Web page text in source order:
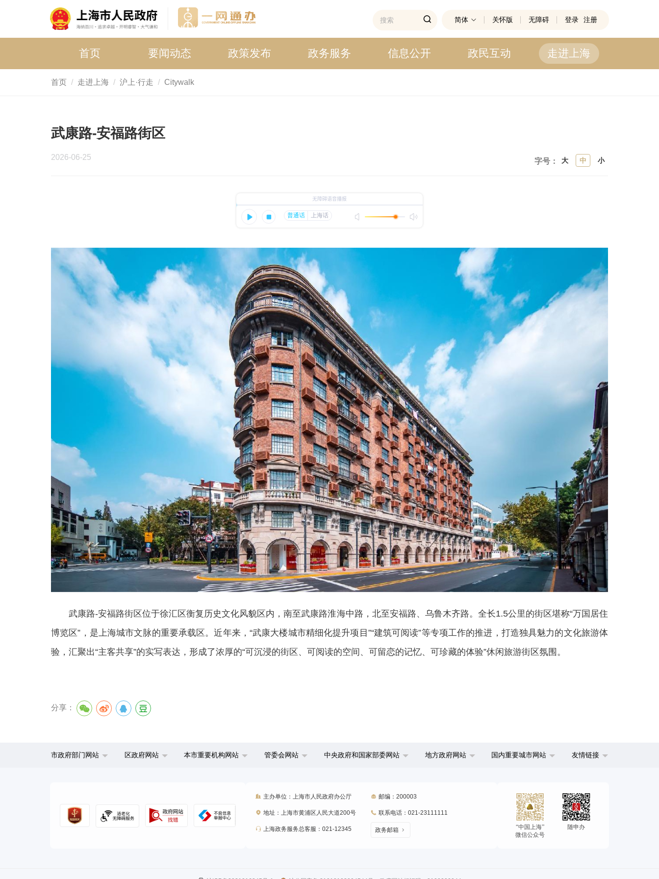
简体 关怀版 无障碍 登录 注册
首页 要闻动态 政策发布 政务服务 信息公开 政民互动 走进上海
首页 走进上海 沪上·行走 Citywalk
武康路-安福路街区
2026-06-25 字号： 大 中 小
武康路-安福路街区位于徐汇区衡复历史文化风貌区内，南至武康路淮海中路，北至安福路、乌鲁木齐路。全长1.5公里的街区堪称“万国居住
博览区”，是上海城市文脉的重要承载区。近年来，“武康大楼城市精细化提升项目”“建筑可阅读”等专项工作的推进，打造独具魅力的文化旅游体
验，汇聚出“主客共享”的实写表达，形成了浓厚的“可沉浸的街区、可阅读的空间、可留恋的记忆、可珍藏的体验”休闲旅游街区氛围。
分享：
市政府部门网站 区政府网站 本市重要机构网站 管委会网站 中央政府和国家部委网站 地方政府网站 国内重要城市网站 友情链接
主办单位：上海市人民政府办公厅
地址：上海市黄浦区人民大道200号
上海政务服务总客服：021-12345
邮编：200003
联系电话：021-23111111
政务邮箱
“中国上海”
微信公众号
随申办